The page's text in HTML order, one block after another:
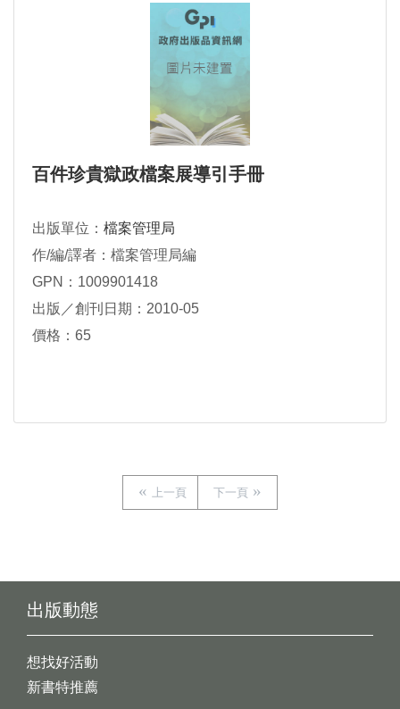
百件珍貴獄政檔案展導引手冊
出版單位： 檔案管理局
作/編/譯者：檔案管理局編
GPN：1009901418
出版／創刊日期：2010-05
價格：65
上一頁 下一頁
出版動態
想找好活動
新書特推薦